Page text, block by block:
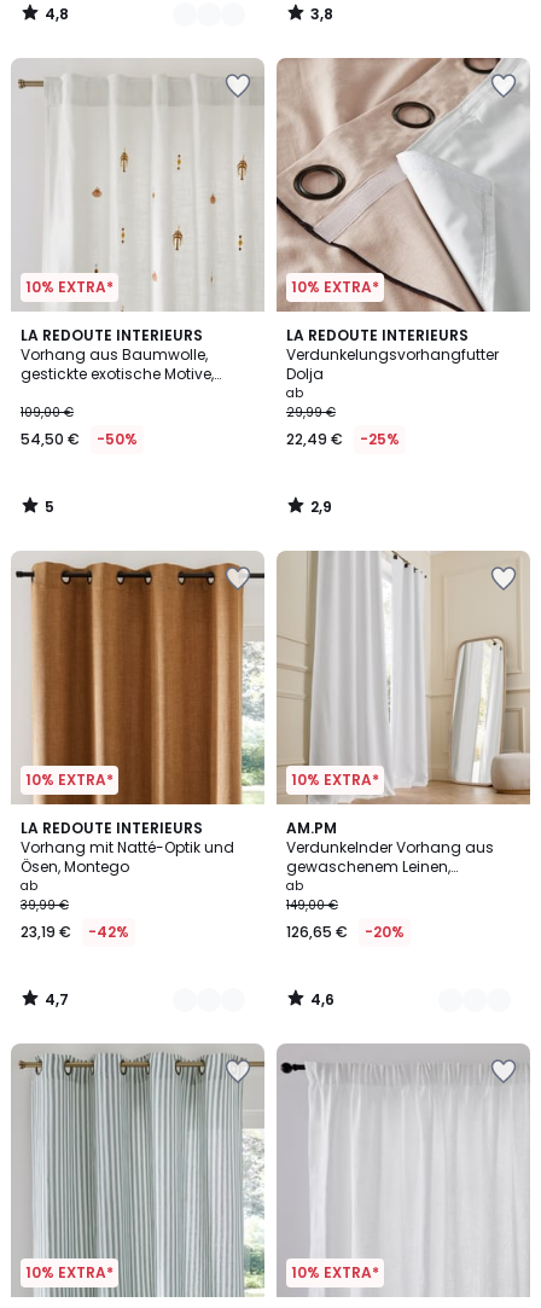
4,8
/
3,8
/
10% EXTRA*
LA REDOUTE INTERIEURS
Vorhang aus Baumwolle,
gestickte exotische Motive,
109,00 €
54,50 € -50%
5
/
5
5
/
10% EXTRA*
LA REDOUTE INTERIEURS
Verdunkelungsvorhangfutter
Dolja
ab
29,99 €
22,49 € -25%
2,9
/ 5
2,9
/
10% EXTRA*
LA REDOUTE INTERIEURS
Vorhang mit Natté-Optik und
Ösen, Montego
ab
39,99 €
23,19 € -42%
4,7
/ 5
4
Farben
4,7
/
10% EXTRA*
AM.PM
Verdunkelnder Vorhang aus
gewaschenem Leinen,
Lederschlaufen, Private
ab
149,00 €
126,65 € -20%
4,6
/ 5
11
Farben
4,6
/
10% EXTRA* 10% EXTRA*